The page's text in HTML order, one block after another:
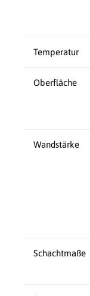
Temperatur
Oberfläche
Wandstärke
Schachtmaße